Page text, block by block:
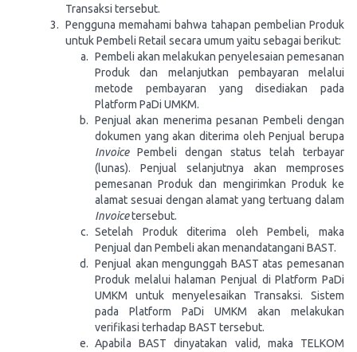
Transaksi tersebut.
Pengguna memahami bahwa tahapan pembelian Produk
untuk Pembeli Retail secara umum yaitu sebagai berikut:
Pembeli akan melakukan penyelesaian pemesanan
Produk dan melanjutkan pembayaran melalui
metode pembayaran yang disediakan pada
Platform PaDi UMKM.
Penjual akan menerima pesanan Pembeli dengan
dokumen yang akan diterima oleh Penjual berupa
InvoicePembeli dengan status telah terbayar
(lunas). Penjual selanjutnya akan memproses
pemesanan Produk dan mengirimkan Produk ke
alamat sesuai dengan alamat yang tertuang dalam
Invoicetersebut.
Setelah Produk diterima oleh Pembeli, maka
Penjual dan Pembeli akan menandatangani BAST.
Penjual akan mengunggah BAST atas pemesanan
Produk melalui halaman Penjual di Platform PaDi
UMKM untuk menyelesaikan Transaksi. Sistem
pada Platform PaDi UMKM akan melakukan
verifikasi terhadap BAST tersebut.
Apabila BAST dinyatakan valid, maka TELKOM